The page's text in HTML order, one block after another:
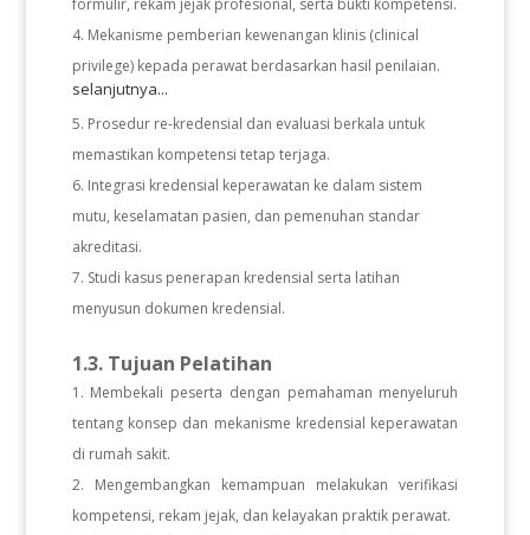
formulir, rekam jejak profesional, serta bukti kompetensi.
Mekanisme pemberian kewenangan klinis (clinical
privilege) kepada perawat berdasarkan hasil penilaian.
selanjutnya...
Prosedur re-kredensial dan evaluasi berkala untuk
memastikan kompetensi tetap terjaga.
Integrasi kredensial keperawatan ke dalam sistem
mutu, keselamatan pasien, dan pemenuhan standar
akreditasi.
Studi kasus penerapan kredensial serta latihan
menyusun dokumen kredensial.
1.3. Tujuan Pelatihan
Membekali peserta dengan pemahaman menyeluruh
tentang konsep dan mekanisme kredensial keperawatan
di rumah sakit.
Mengembangkan kemampuan melakukan verifikasi
kompetensi, rekam jejak, dan kelayakan praktik perawat.